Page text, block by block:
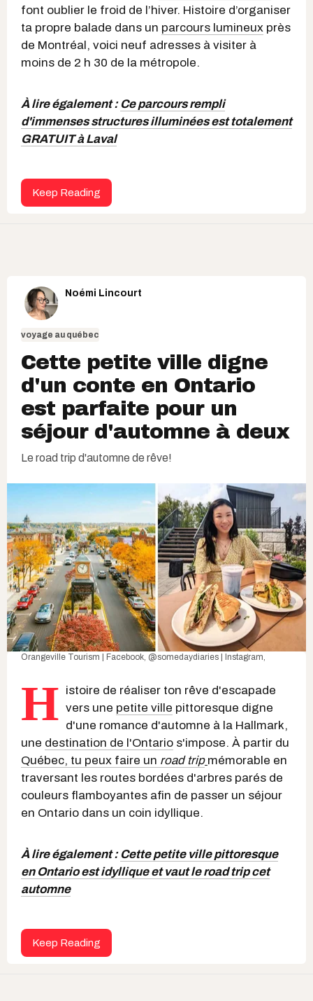
font oublier le froid de l’hiver. Histoire d’organiser
ta propre balade dans un parcours lumineux près
de Montréal, voici neuf adresses à visiter à
moins de 2 h 30 de la métropole.
À lire également : Ce parcours rempli
d'immenses structures illuminées est totalement
GRATUIT à Laval
Keep Reading
Noémi Lincourt
voyage au québec
Cette petite ville digne
d'un conte en Ontario
est parfaite pour un
séjour d'automne à deux
Le road trip d'automne de rêve!
Orangeville Tourism | Facebook, @somedaydiaries | Instagram,
H istoire de réaliser ton rêve d'escapade
vers une petite ville pittoresque digne
d'une romance d'automne à la Hallmark,
une destination de l'Ontario s'impose. À partir du
Québec, tu peux faire un road trip mémorable en
traversant les routes bordées d'arbres parés de
couleurs flamboyantes afin de passer un séjour
en Ontario dans un coin idyllique.
À lire également : Cette petite ville pittoresque
en Ontario est idyllique et vaut le road trip cet
automne
Keep Reading